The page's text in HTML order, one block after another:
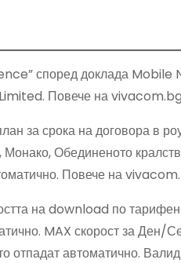
според доклада
Повече на
за срока на договора в
Обединеното
Повече на
на download по
MAX скорост за
отпадат автоматично.